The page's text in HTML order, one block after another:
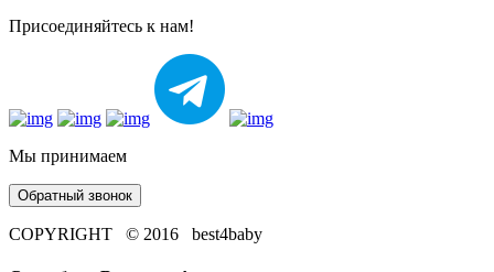
Присоединяйтесь к нам!
Мы принимаем
Обратный звонок
COPYRIGHT © 2016 best4baby